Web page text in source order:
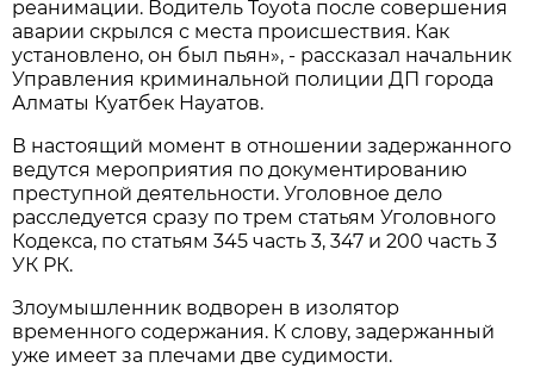
реанимации. Водитель Toyota после совершения
аварии скрылся с места происшествия. Как
установлено, он был пьян», - рассказал начальник
Управления криминальной полиции ДП города
Алматы Куатбек Науатов.
В настоящий момент в отношении задержанного
ведутся мероприятия по документированию
преступной деятельности. Уголовное дело
расследуется сразу по трем статьям Уголовного
Кодекса, по статьям 345 часть 3, 347 и 200 часть 3
УК РК.
Злоумышленник водворен в изолятор
временного содержания. К слову, задержанный
уже имеет за плечами две судимости.